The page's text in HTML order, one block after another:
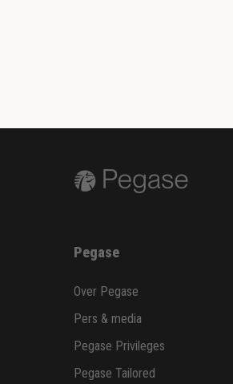
Pegase
Over Pegase
Pers & media
Pegase Privileges
Pegase Tailored